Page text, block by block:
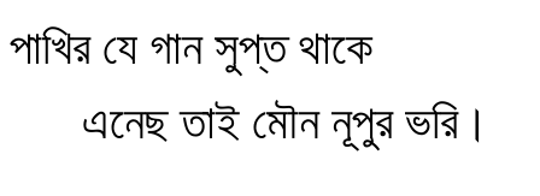
পাখির যে গান সুপ্ত থাকে
এনেছ তাই মৌন নূপুর ভরি।